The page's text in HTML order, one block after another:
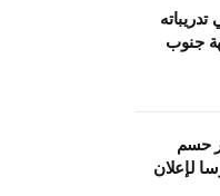
جنوب
حسم
لإعلان